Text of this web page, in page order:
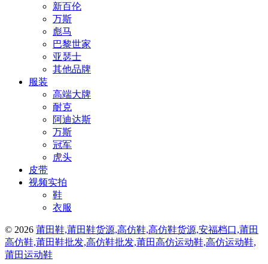
新百伦
万斯
彪马
巴黎世家
亚瑟士
其他品牌
服装
高端大牌
耐克
阿迪达斯
万斯
冠军
虎头
皮带
视频实拍
鞋
衣服
© 2026 莆田鞋,莆田鞋货源,高仿鞋,高仿鞋货源,安福档口,莆田
高仿鞋,莆田鞋批发,高仿鞋批发,莆田高仿运动鞋,高仿运动鞋,
莆田运动鞋